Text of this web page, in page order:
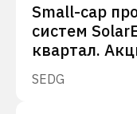
Small-cap
систем
квартал.
SEDG